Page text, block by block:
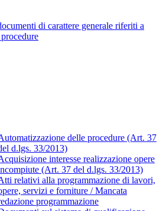
di carattere generale riferiti a
delle procedure (Art. 37
d.lgs. 33/2013)
interesse realizzazione opere
(Art. 37 del d.lgs. 33/2013)
relativi alla programmazione di lavori,
servizi e forniture / Mancata
programmazione